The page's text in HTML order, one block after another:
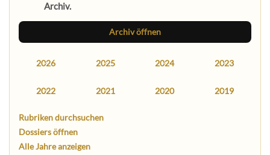
Archiv.
Archiv öffnen
2026 2025 2024 2023
2022 2021 2020 2019
Rubriken durchsuchen
Dossiers öffnen
Alle Jahre anzeigen